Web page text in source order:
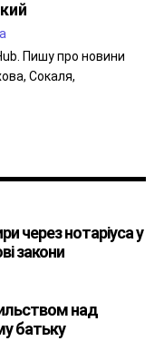
Пишу про новини
Сокаля,
через нотаріуса у
закони
над
батьку